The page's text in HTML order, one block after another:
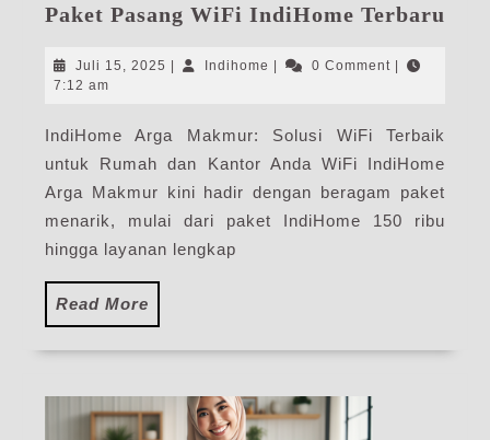
Paket Pasang WiFi IndiHome Terbaru
Juli 15, 2025 Juli
Indihome Indihome0 Comment
7:12 am
IndiHome Arga Makmur: Solusi WiFi Terbaik
untuk Rumah dan Kantor Anda WiFi IndiHome
Arga Makmur kini hadir dengan beragam paket
menarik, mulai dari paket IndiHome 150 ribu
hingga layanan lengkap
Read More
More